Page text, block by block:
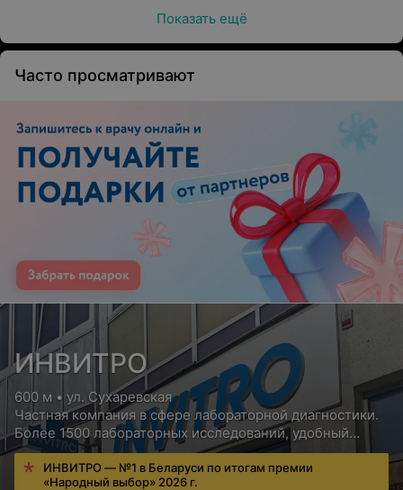
Показать ещё
Часто просматривают
ИНВИТРО
600 м • ул. Сухаревская
Частная компания в сфере лабораторной диагностики.
Более 1500 лабораторных исследований, удобный
сервис для пациентов, бесплатная консультация врача
ИНВИТРО — №1 в Беларуси по итогам премии
«Народный выбор» 2026 г.